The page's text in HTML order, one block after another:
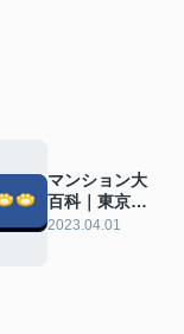
マンション大
百科｜東京都
中央区｜明石
2023.04.01